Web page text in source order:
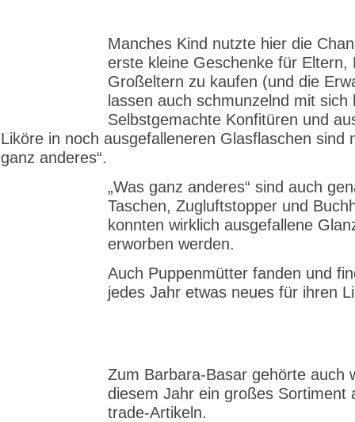
Manches Kind nutzte hier die
erste kleine Geschenke für Eltern,
Großeltern zu kaufen (und die
lassen auch schmunzelnd mit sich
Selbstgemachte Konfitüren und
Liköre in noch ausgefalleneren Glasflaschen sind
ganz anderes“.
„Was ganz anderes“ sind auch
Taschen, Zugluftstopper und
konnten wirklich ausgefallene
erworben werden.
Auch Puppenmütter fanden und
jedes Jahr etwas neues für ihren
Zum Barbara-Basar gehörte auch
diesem Jahr ein großes Sortiment
trade-Artikeln.